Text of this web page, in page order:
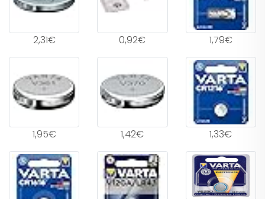
2,31€ 0,92€ 1,79€
1,95€ 1,42€ 1,33€